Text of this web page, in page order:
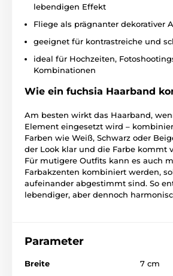
lebendigen Effekt
Fliege als prägnanter dekorativer
geeignet für kontrastreiche und
ideal für Hochzeiten,
Kombinationen
Wie ein fuchsia Haarband
Am besten wirkt das Haarband,
Element eingesetzt wird –
Farben wie Weiß, Schwarz oder
der Look klar und die Farbe kommt
Für mutigere Outfits kann es auch
Farbakzenten kombiniert werden,
aufeinander abgestimmt sind. So
lebendiger, aber dennoch
Parameter
Breite 7 cm